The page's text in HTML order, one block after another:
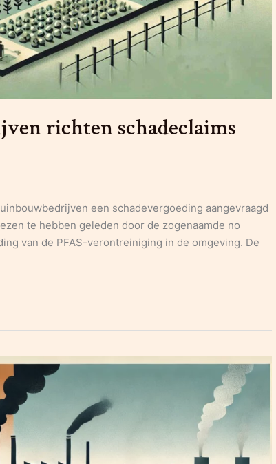
richten schadeclaims
een schadevergoeding aangevraagd
te hebben geleden door de zogenaamde no
van de PFAS-verontreiniging in de omgeving. De